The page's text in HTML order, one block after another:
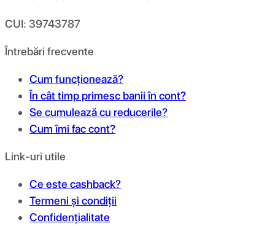
CUI: 39743787
Întrebări frecvente
Cum funcționează?
În cât timp primesc banii în cont?
Se cumulează cu reducerile?
Cum îmi fac cont?
Link-uri utile
Ce este cashback?
Termeni și condiții
Confidențialitate